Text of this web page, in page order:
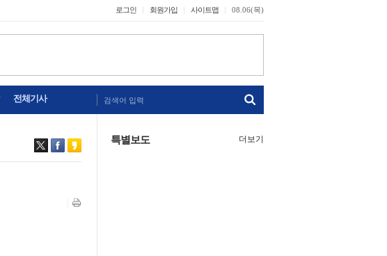
로그인 회원가입 사이트맵 08.06(목)
전체기사 검색어 입력
특별보도 더보기